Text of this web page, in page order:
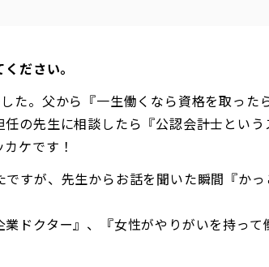
ださい。
た。父から『一生働くなら資格を取った
の先生に相談したら『公認会計士とい
ケです！
すが、 先生からお話を聞いた瞬間『か
ドクター』、『女性がやりがいを持っ